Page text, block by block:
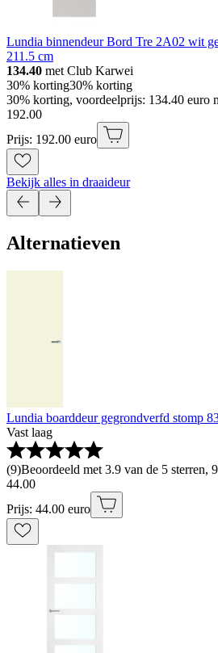
Lundia binnendeur Bord Tre 2A02 wit
211.5 cm
134.40 met Club Karwei
30% korting30% korting
30% korting, voordeelprijs: 134.40 euro
192.00
Prijs: 192.00 euro
Bekijk alles in draaideur
Alternatieven
Lundia boarddeur gegrondverfd stomp
Vast laag
(9)Beoordeeld met 3.9 van de 5 sterren,
44.00
Prijs: 44.00 euro